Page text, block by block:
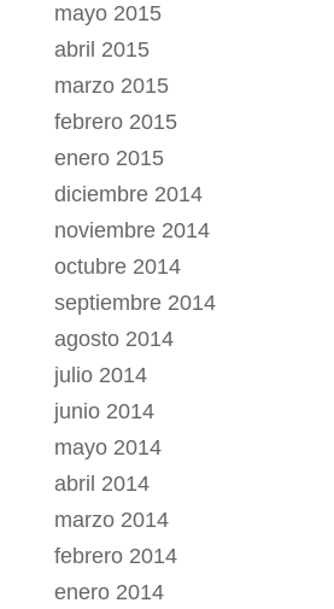
mayo 2015
abril 2015
marzo 2015
febrero 2015
enero 2015
diciembre 2014
noviembre 2014
octubre 2014
septiembre 2014
agosto 2014
julio 2014
junio 2014
mayo 2014
abril 2014
marzo 2014
febrero 2014
enero 2014